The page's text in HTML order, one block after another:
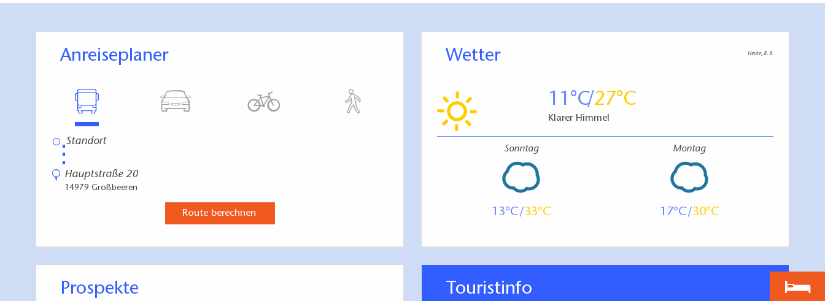
Anreiseplaner
⋮
Hauptstraße 20
14979 Großbeeren
Route berechnen
Wetter Heute, 8. 8.
11 27
Klarer Himmel
Sonntag
13 33
Montag
17 30
Prospekte Touristinfo